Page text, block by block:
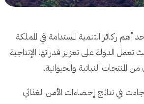
أهم ركائز التنمية المستدامة في المملكة
تعمل الدولة على تعزيز قدراتها الإنتاجية
من المنتجات النباتية والحيوانية.
في نتائج إحصاءات الأمن الغذائي